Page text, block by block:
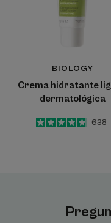
BIOLOGY
Crema hidratante
dermatológica
4.8
/
5
638